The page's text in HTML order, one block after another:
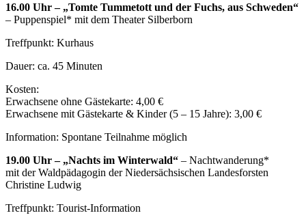
16.00 Uhr – „Tomte Tummetott und der Fuchs, aus Schweden“
– Puppenspiel* mit dem Theater Silberborn
Treffpunkt: Kurhaus
Dauer: ca. 45 Minuten
Kosten:
Erwachsene ohne Gästekarte: 4,00 €
Erwachsene mit Gästekarte & Kinder (5 – 15 Jahre): 3,00 €
Information: Spontane Teilnahme möglich
19.00 Uhr – „Nachts im Winterwald“ – Nachtwanderung*
mit der Waldpädagogin der Niedersächsischen Landesforsten
Christine Ludwig
Treffpunkt: Tourist-Information